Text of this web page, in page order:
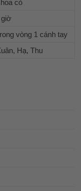
cỏ
giờ
vòng 1 cánh tay
Hạ, Thu